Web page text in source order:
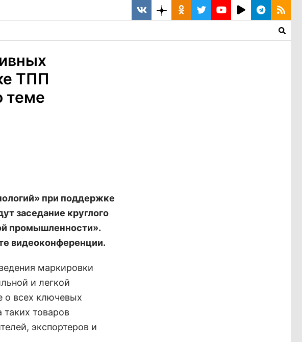
ТПП
теме
при поддержке
заседание круглого
промышленности».
видеоконференции.
маркировки
и легкой
о всех ключевых
таких товаров
экспортеров и